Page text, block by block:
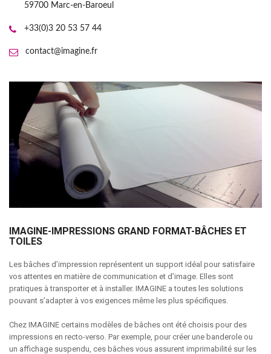
59700 Marc-en-Baroeul
+33(0)3 20 53 57 44
contact@imagine.fr
IMAGINE-IMPRESSIONS GRAND FORMAT-BÂCHES ET
TOILES
Les bâches d’impression représentent un support idéal pour satisfaire
vos attentes en matière de communication et d’image. Elles sont
pratiques à transporter et à installer. IMAGINE a toutes les solutions
pouvant s’adapter à vos exigences même les plus spécifiques.
Chez IMAGINE certains modèles de bâches ont été choisis pour des
impressions en recto-verso. Par exemple, pour créer une banderole ou
un affichage suspendu, ces bâches vous assurent imprimabilité sur les